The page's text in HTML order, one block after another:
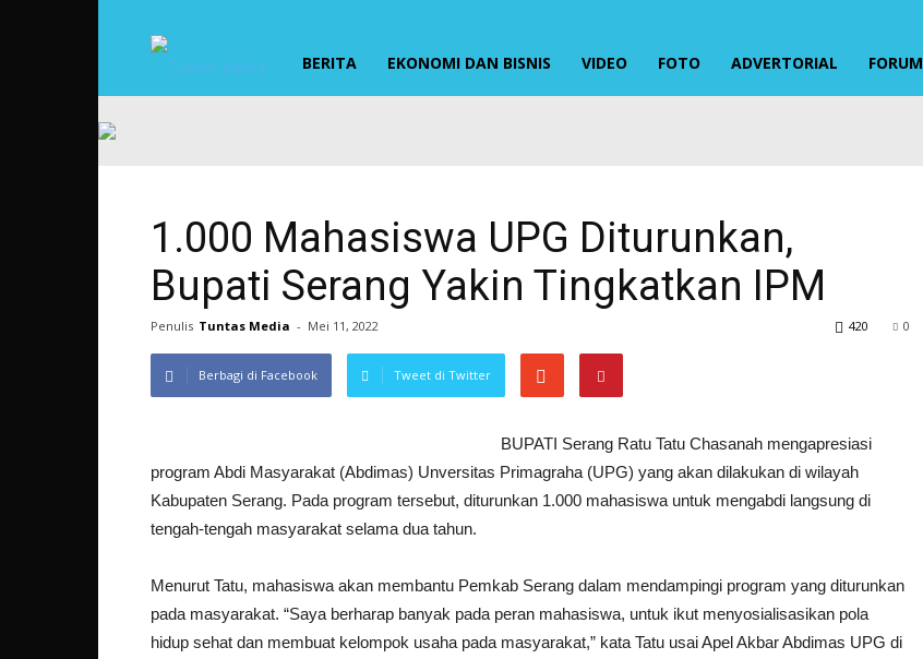
TUNTAS
BERITA EKONOMI DAN BISNIS VIDEO FOTO ADVERTORIAL FORUM
1.000 Mahasiswa UPG Diturunkan,
Bupati Serang Yakin Tingkatkan IPM
Penulis Tuntas Media - Mei 11, 2022 0
420
Berbagi di Facebook Tweet di Twitter
BUPATI Serang Ratu Tatu Chasanah mengapresiasi
program Abdi Masyarakat (Abdimas) Unversitas Primagraha (UPG) yang akan dilakukan di wilayah
Kabupaten Serang. Pada program tersebut, diturunkan 1.000 mahasiswa untuk mengabdi langsung di
tengah-tengah masyarakat selama dua tahun.
Menurut Tatu, mahasiswa akan membantu Pemkab Serang dalam mendampingi program yang diturunkan
pada masyarakat. “Saya berharap banyak pada peran mahasiswa, untuk ikut menyosialisasikan pola
hidup sehat dan membuat kelompok usaha pada masyarakat,” kata Tatu usai Apel Akbar Abdimas UPG di